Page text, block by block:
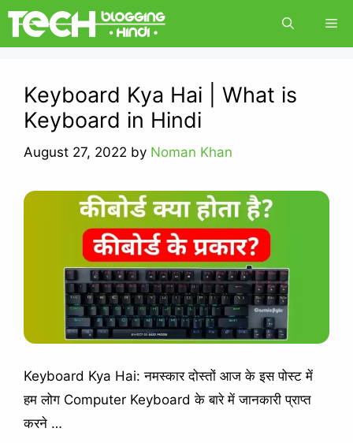
Skip
Keyboard Kya Hai | What is
Keyboard in Hindi
August 27, 2022 by Noman Khan
Keyboard Kya Hai: नमस्कार दोस्तों आज के इस पोस्ट में
हम लोग Computer Keyboard के बारे में जानकारी प्राप्त
करने …